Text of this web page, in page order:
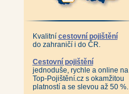
Kvalitní cestovní pojištění
do zahraničí i do ČR.
Cestovní pojištění
jednoduše, rychle a online na
Top-Pojištění.cz s okamžitou
platností a se slevou až 50 %.